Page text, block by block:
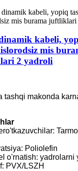
kabeli,
mis
2 yadroli
tashqi makonda
Poliolefin
o'rnatish: yadrolarni
PVX/LSZH